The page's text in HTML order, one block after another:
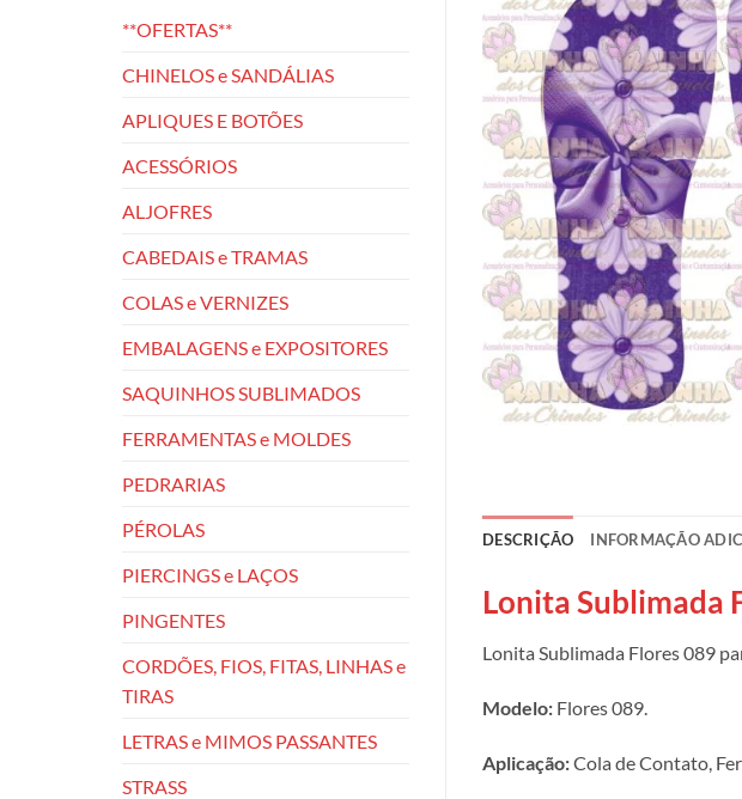
**OFERTAS**
CHINELOS e SANDÁLIAS
APLIQUES E BOTÕES
ACESSÓRIOS
ALJOFRES
CABEDAIS e TRAMAS
COLAS e VERNIZES
EMBALAGENS e EXPOSITORES
SAQUINHOS SUBLIMADOS
FERRAMENTAS e MOLDES
PEDRARIAS
PÉROLAS
PIERCINGS e LAÇOS
PINGENTES
CORDÕES, FIOS, FITAS, LINHAS e
TIRAS
LETRAS e MIMOS PASSANTES
STRASS
DESCRIÇÃO INFORMAÇÃO
Lonita Sublimada
Lonita Sublimada Flores 089
Modelo: Flores 089.
Aplicação:Cola de Contato,